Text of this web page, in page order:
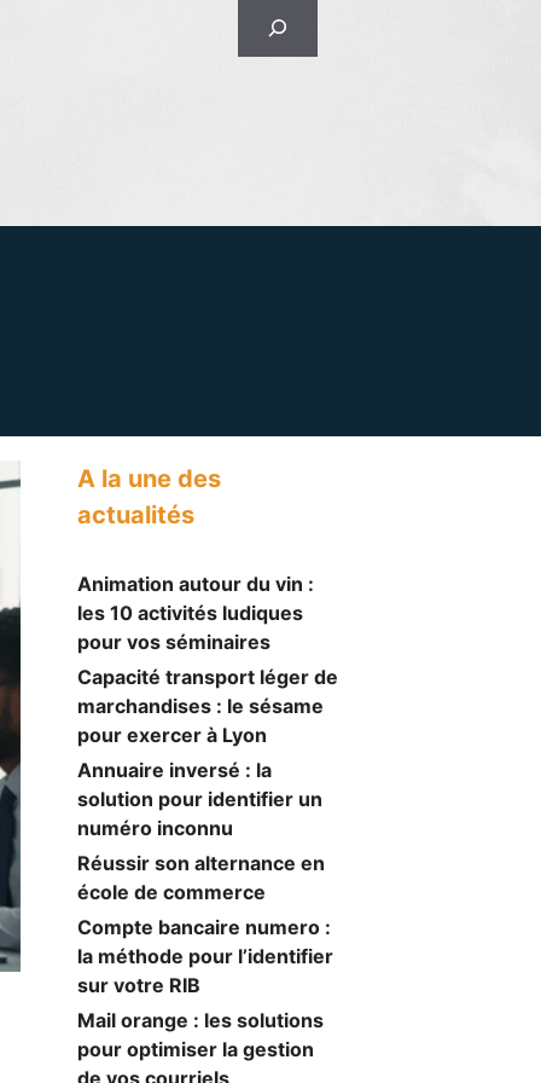
Rechercher
A la une des
actualités
Animation autour du vin :
les 10 activités ludiques
pour vos séminaires
Capacité transport léger de
marchandises : le sésame
pour exercer à Lyon
Annuaire inversé : la
solution pour identifier un
numéro inconnu
Réussir son alternance en
école de commerce
Compte bancaire numero :
la méthode pour l’identifier
sur votre RIB
Mail orange : les solutions
pour optimiser la gestion
de vos courriels